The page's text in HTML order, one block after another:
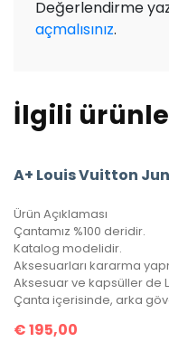
Değerlendirme
açmalısınız.
İlgili
Ürün Açıklaması
Çantamız %100 deridir.
Katalog modelidir.
Aksesuarları kararma
Aksesuar ve kapsüller de
Çanta içerisinde, arka
€195,00